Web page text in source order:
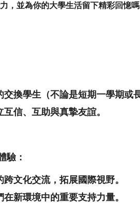
，並為你的大學生活留下精彩回憶嗎
換學生（不論是短期一學期
信、互助與真摯友誼。
驗：
文化交流，拓展國際視野。
新環境中的重要支持力量。